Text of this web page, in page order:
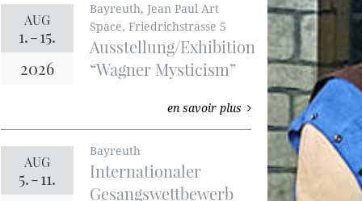
AUG
1.-15.
2026
Bayreuth, Jean Paul Art
Space, Friedrichstrasse 5
Ausstellung/Exhibition
“Wagner Mysticism”
en savoir plus
AUG
5.-11.
Bayreuth
Internationaler
Gesangswettbewerb